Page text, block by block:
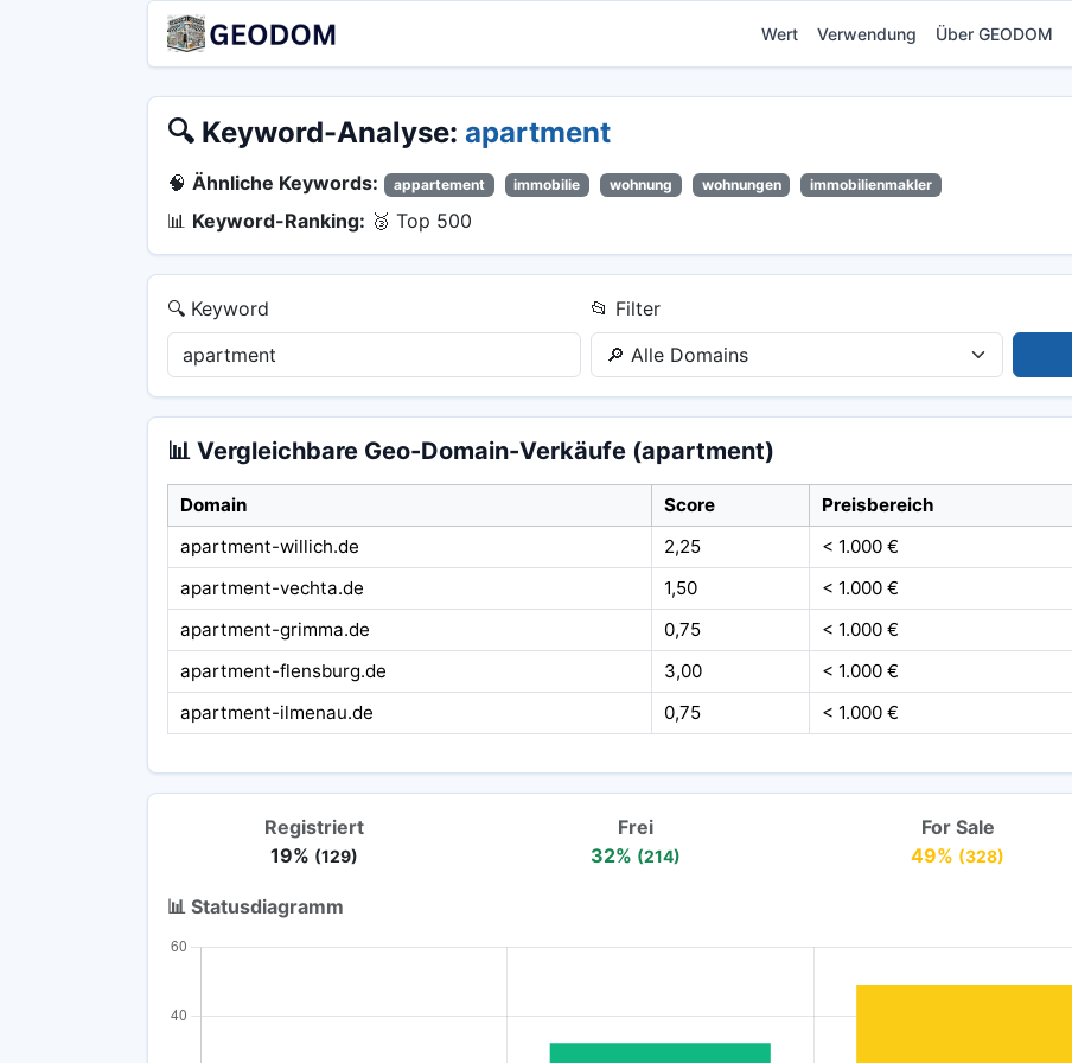
Wert Verwendung Über GEODOM
🔍 Keyword-Analyse: apartment
🧠 Ähnliche Keywords: appartement immobilie wohnung wohnungen immobilienmakler
📊 Keyword-Ranking: 🥉 Top 500
🔍 Keyword
📂 Filter
📊 Vergleichbare Geo-Domain-Verkäufe (apartment)
Domain Score Preisbereich
apartment-willich.de
2,25 < 1.000 €
apartment-vechta.de
1,50 < 1.000 €
apartment-grimma.de
0,75 < 1.000 €
apartment-flensburg.de
3,00 < 1.000 €
apartment-ilmenau.de
0,75 < 1.000 €
Registriert
19% (129)
Frei
32% (214)
For Sale
49% (328)
📊 Statusdiagramm